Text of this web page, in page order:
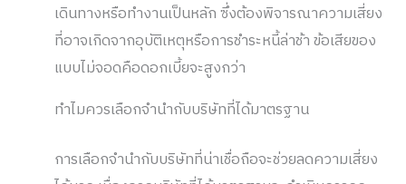
เดินทางหรือทำงานเป็นหลัก ซึ่งต้องพิจารณาความเสี่ยง
ที่อาจเกิดจากอุบัติเหตุหรือการชำระหนี้ล่าช้า ข้อเสียของ
แบบไม่จอดคือดอกเบี้ยจะสูงกว่า
ทำไมควรเลือกจำนำกับบริษัทที่ได้มาตรฐาน
การเลือกจำนำกับบริษัทที่น่าเชื่อถือจะช่วยลดความเสี่ยง